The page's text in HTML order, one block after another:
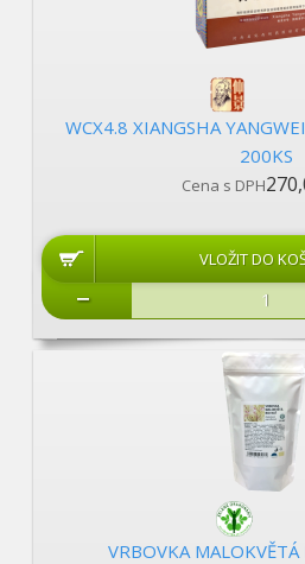
WCX4.8 XIANGSHA
200KS
Cena s DPH
VRBOVKA